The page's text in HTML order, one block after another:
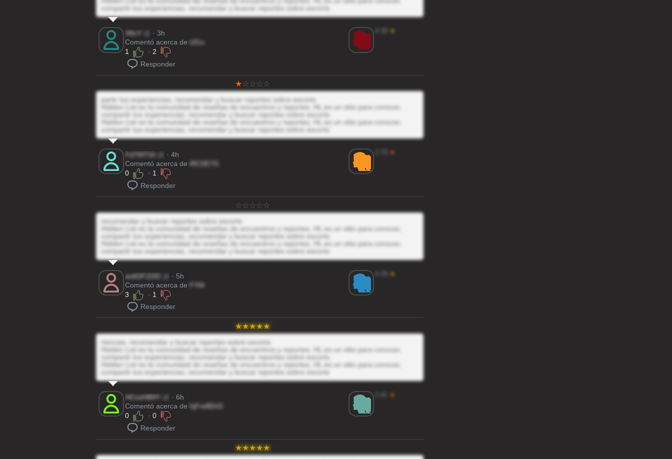
compartir tus experiencias, recomendar y buscar reportes sobre escorts
X8cY
· 3h
Comentó acerca de
tJI1x
1
· 2
Responder
★
partir tus experiencias, recomendar y buscar reportes sobre escorts
Hidden List es la comunidad de reseñas de encuentros y reportes, HL es un sitio para conocer,
compartir tus experiencias, recomendar y buscar reportes sobre escorts
Hidden List es la comunidad de reseñas de encuentros y reportes, HL es un sitio para conocer,
compartir tus experiencias, recomendar y buscar reportes sobre escorts
· 4h
Comentó acerca de
0
· 1
Responder
★
recomendar y buscar reportes sobre escorts
Hidden List es la comunidad de reseñas de encuentros y reportes, HL es un sitio para conocer,
compartir tus experiencias, recomendar y buscar reportes sobre escorts
Hidden List es la comunidad de reseñas de encuentros y reportes, HL es un sitio para conocer,
compartir tus experiencias, recomendar y buscar reportes sobre escorts
ax6DFZDD
· 5h
Comentó acerca de
FY0t
3
· 1
Responder
★
riencias, recomendar y buscar reportes sobre escorts
Hidden List es la comunidad de reseñas de encuentros y reportes, HL es un sitio para conocer,
compartir tus experiencias, recomendar y buscar reportes sobre escorts
Hidden List es la comunidad de reseñas de encuentros y reportes, HL es un sitio para conocer,
compartir tus experiencias, recomendar y buscar reportes sobre escorts
HCvoHB9Y
· 6h
Comentó acerca de
hjFreBDrD
0
· 0
Responder
★